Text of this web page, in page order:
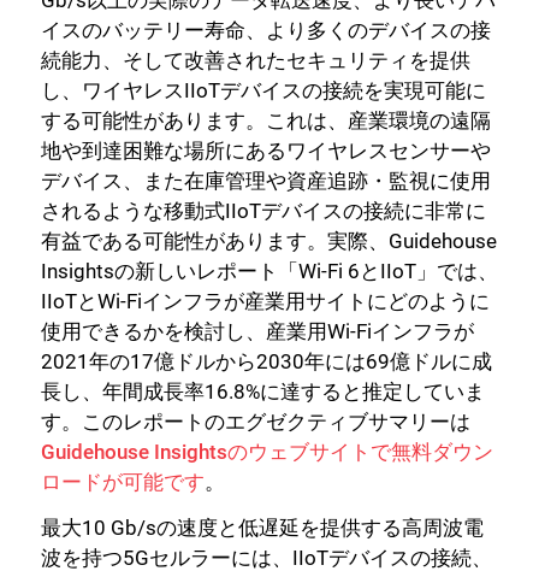
イスのバッテリー寿命、より多くのデバイスの接
続能力、そして改善されたセキュリティを提供
し、ワイヤレスIIoTデバイスの接続を実現可能に
する可能性があります。これは、産業環境の遠隔
地や到達困難な場所にあるワイヤレスセンサーや
デバイス、また在庫管理や資産追跡・監視に使用
されるような移動式IIoTデバイスの接続に非常に
有益である可能性があります。実際、Guidehouse
Insightsの新しいレポート「Wi-Fi 6とIIoT」では、
IIoTとWi-Fiインフラが産業用サイトにどのように
使用できるかを検討し、産業用Wi-Fiインフラが
2021年の17億ドルから2030年には69億ドルに成
長し、年間成長率16.8%に達すると推定していま
す。このレポートのエグゼクティブサマリーは
Guidehouse Insightsのウェブサイトで無料ダウン
ロードが可能です。
最大10 Gb/sの速度と低遅延を提供する高周波電
波を持つ5Gセルラーには、IIoTデバイスの接続、
閉じる